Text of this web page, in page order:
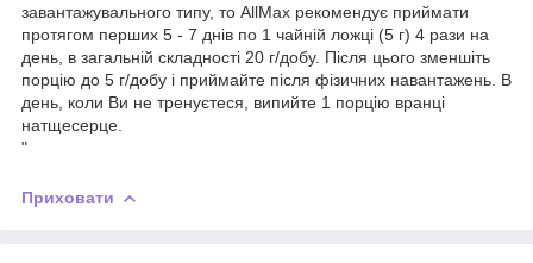
завантажувального типу, то AllMax рекомендує приймати
протягом перших 5 - 7 днів по 1 чайній ложці (5 г) 4 рази на
день, в загальній складності 20 г/добу. Після цього зменшіть
порцію до 5 г/добу і приймайте після фізичних навантажень. В
день, коли Ви не тренуєтеся, випийте 1 порцію вранці
натщесерце.
"
Приховати